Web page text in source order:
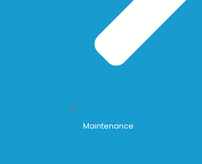
Maintenance